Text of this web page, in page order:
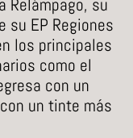
Relámpago, su
su EP Regiones
los principales
como el
con un
un tinte más